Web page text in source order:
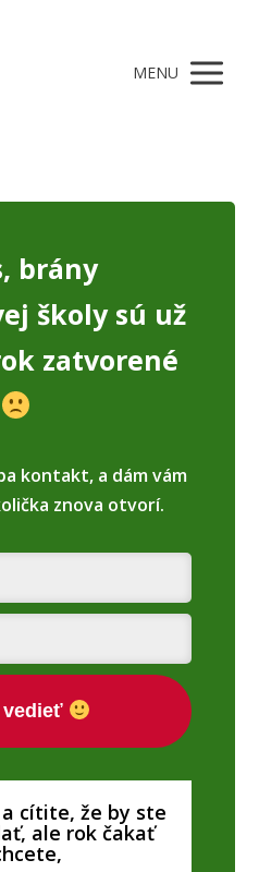
MENU
brány
školy sú už
zatvorené
kontakt, a dám vám
znova otvorí.
vedieť
cítite, že by ste
ale rok čakať